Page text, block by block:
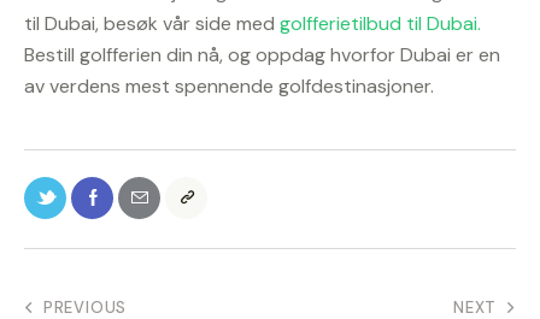
til Dubai, besøk vår side med golfferietilbud til Dubai.
Bestill golfferien din nå, og oppdag hvorfor Dubai er en
av verdens mest spennende golfdestinasjoner.
PREVIOUS NEXT